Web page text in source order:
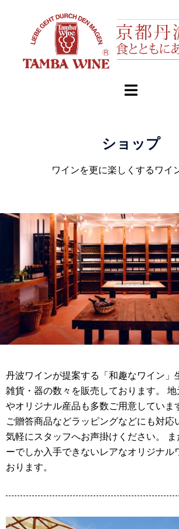
ショップ
ワインを更に楽しくするワイ
丹波ワインが提案する「和趣なワイン」
雑貨・器の数々を販売しております。
やオリジナル産品も多数ご用意していま
ご贈答商品などラッピングなどにも対応
気軽にスタッフへお声掛けください。 ま
ーでしか入手できないレアなオリジナル
おります。